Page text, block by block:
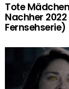
Tote
Nachher
Fernsehserie)